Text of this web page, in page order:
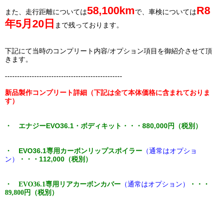
また、走行距離については58,100kmで、車検についてはR8
年5月20日 まで残っております。
下記にて当時のコンプリート内容/オプション項目を御紹介させて頂
きます。
------------------------------------------------
新品製作コンプリート詳細（下記は全て本体価格に含まれておりま
す）
・ エナジーEVO36.1 ・ボディキット・・・880,000円（税別）
・ EVO36.1専用カーボンリップスポイラー （通常はオプショ
ン）
・・・112,000（税別）
・ EVO36.1専用リアカーボンカバー （通常はオプション）
・・・
89,800円（税別）